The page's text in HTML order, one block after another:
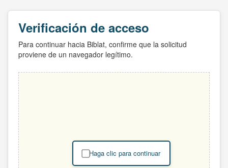
Verificación de acceso
Para continuar hacia Biblat, confirme que la solicitud
proviene de un navegador legítimo.
Haga clic para continuar